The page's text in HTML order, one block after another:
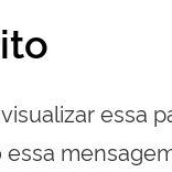
essa